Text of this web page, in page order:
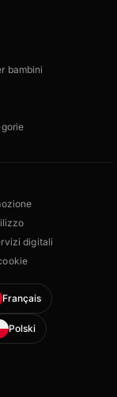
bambini
digitali
Français
Polski